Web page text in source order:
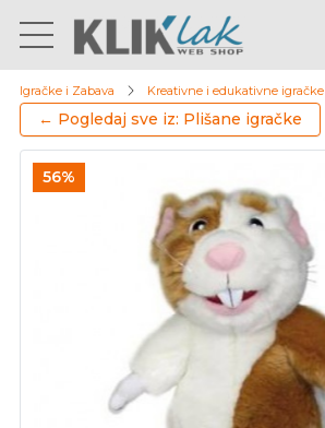
Igračke i Zabava Kreativne i edukativne igračke
← Pogledaj sve iz: Plišane igračke
56%